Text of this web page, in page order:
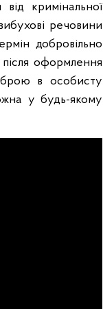
кримінальної
речовини
добровільно
оформлення
в особисту
у будь-якому